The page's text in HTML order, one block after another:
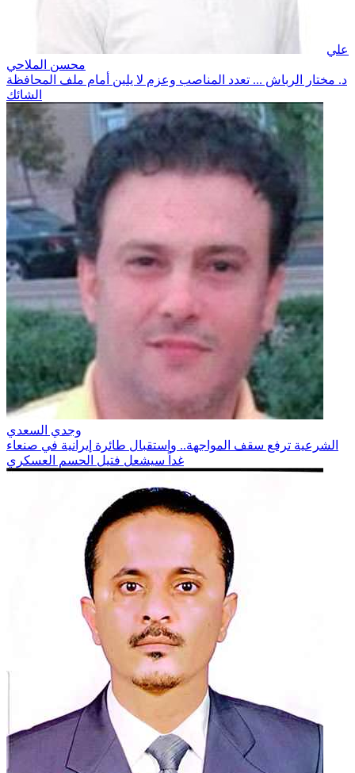
علي
محسن الملاحي
د. مختار الرباش ... تعدد المناصب وعزم لا يلين أمام ملف المحافظة
الشائك
وجدي السعدي
الشرعية ترفع سقف المواجهة.. واستقبال طائرة إيرانية في صنعاء
غداً سيشعل فتيل الحسم العسكري